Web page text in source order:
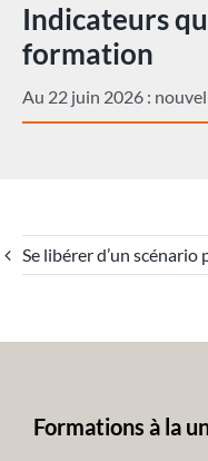
Indicateurs
formation
Au 22 juin 2026 :
Se libérer d’un scénario
Formations à la